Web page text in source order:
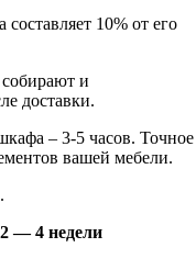
10% от его
и
доставки.
– 3-5 часов. Точное
вашей мебели.
2 — 4 недели